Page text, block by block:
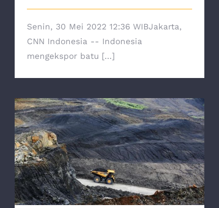
Senin, 30 Mei 2022 12:36 WIBJakarta,
CNN Indonesia -- Indonesia
mengekspor batu [...]
PTBA Bidik Rp4,31 T dari Hilirisasi Batu
Bara